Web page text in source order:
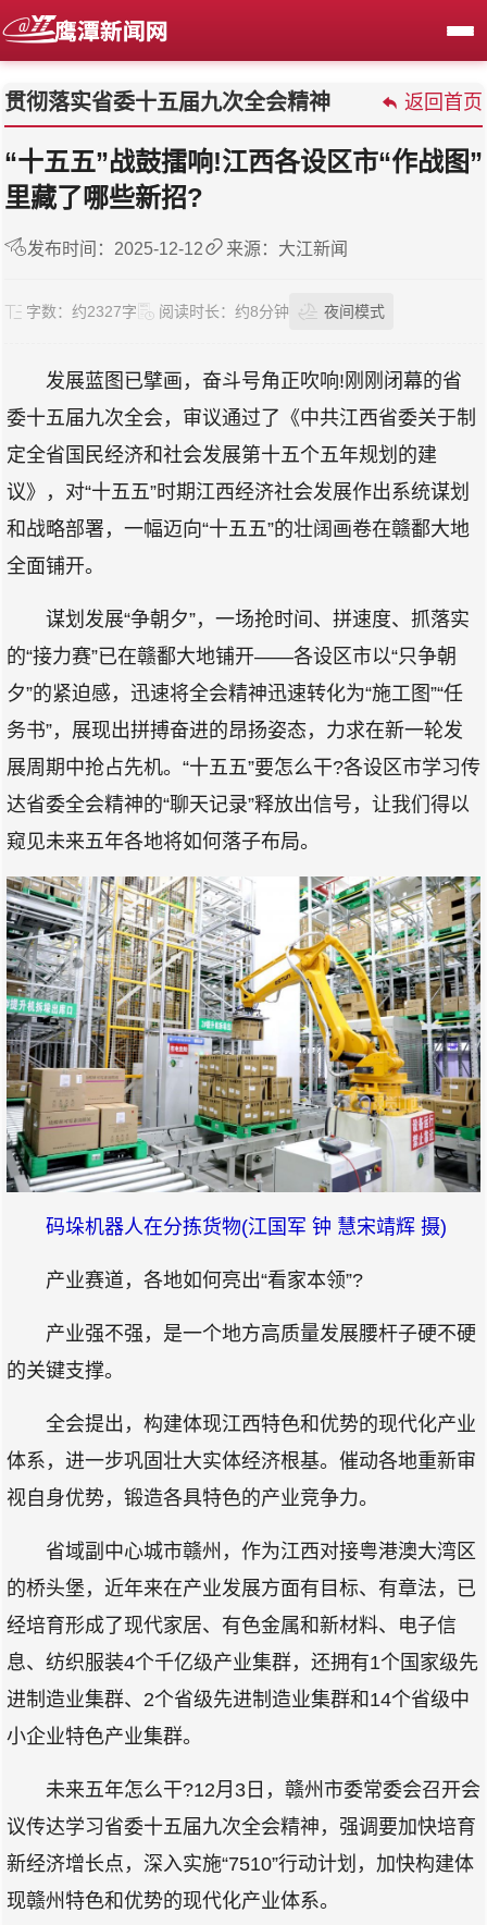
贯彻落实省委十五届九次全会精神 返回首页
“十五五”战鼓擂响!江西各设区市“作战图”
里藏了哪些新招?
发布时间：2025-12-12 来源：大江新闻
字数： 约2327字 阅读时长： 约8分钟 夜间模式
发展蓝图已擘画，奋斗号角正吹响!刚刚闭幕的省
委十五届九次全会，审议通过了《中共江西省委关于制
定全省国民经济和社会发展第十五个五年规划的建
议》，对“十五五”时期江西经济社会发展作出系统谋划
和战略部署，一幅迈向“十五五”的壮阔画卷在赣鄱大地
全面铺开。
谋划发展“争朝夕”，一场抢时间、拼速度、抓落实
的“接力赛”已在赣鄱大地铺开——各设区市以“只争朝
夕”的紧迫感，迅速将全会精神迅速转化为“施工图”“任
务书”，展现出拼搏奋进的昂扬姿态，力求在新一轮发
展周期中抢占先机。“十五五”要怎么干?各设区市学习传
达省委全会精神的“聊天记录”释放出信号，让我们得以
窥见未来五年各地将如何落子布局。
码垛机器人在分拣货物(江国军 钟 慧宋靖辉 摄)
产业赛道，各地如何亮出“看家本领”?
产业强不强，是一个地方高质量发展腰杆子硬不硬
的关键支撑。
全会提出，构建体现江西特色和优势的现代化产业
体系，进一步巩固壮大实体经济根基。催动各地重新审
视自身优势，锻造各具特色的产业竞争力。
省域副中心城市赣州，作为江西对接粤港澳大湾区
的桥头堡，近年来在产业发展方面有目标、有章法，已
经培育形成了现代家居、有色金属和新材料、电子信
息、纺织服装4个千亿级产业集群，还拥有1个国家级先
进制造业集群、2个省级先进制造业集群和14个省级中
小企业特色产业集群。
未来五年怎么干?12月3日，赣州市委常委会召开会
议传达学习省委十五届九次全会精神，强调要加快培育
新经济增长点，深入实施“7510”行动计划，加快构建体
现赣州特色和优势的现代化产业体系。